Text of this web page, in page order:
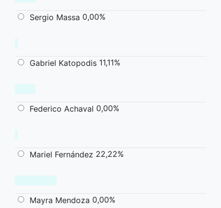
Sergio Massa 0,00%
Gabriel Katopodis 11,11%
Federico Achaval 0,00%
Mariel Fernández 22,22%
Mayra Mendoza 0,00%